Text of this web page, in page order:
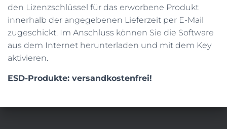
den Lizenzschlüssel für das erworbene Produkt
innerhalb der angegebenen Lieferzeit per E-Mail
zugeschickt. Im Anschluss können Sie die Software
aus dem Internet herunterladen und mit dem Key
aktivieren.
ESD-Produkte: versandkostenfrei!